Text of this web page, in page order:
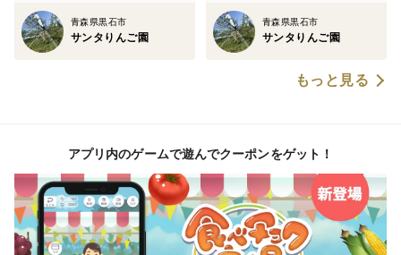
青森県黒石市
サンタりんご園
青森県黒石市
サンタりんご園
もっと見る
アプリ内のゲームで遊んでクーポンをゲット！